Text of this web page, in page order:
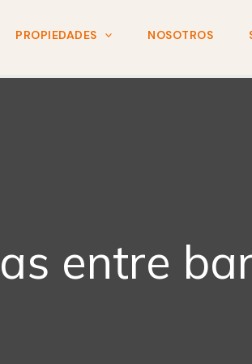
PROPIEDADES NOSOTROS
entre